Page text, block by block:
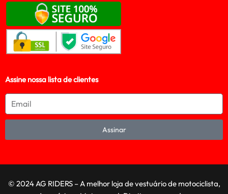
Assine nossa lista de clientes
Assinar
© 2024 AG RIDERS – A melhor loja de vestuário de motociclista,